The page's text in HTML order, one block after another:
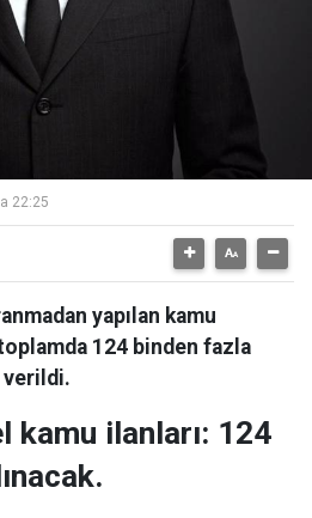
22:25
yapılan kamu
124 binden fazla
verildi.
kamu ilanları: 124